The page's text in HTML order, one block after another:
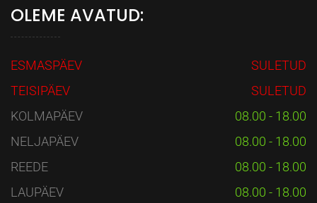
OLEME AVATUD:
ESMASPÄEV
SULETUD
TEISIPÄEV
SULETUD
KOLMAPÄEV
08.00 - 18.00
NELJAPÄEV
08.00 - 18.00
REEDE
08.00 - 18.00
LAUPÄEV
08.00 - 18.00